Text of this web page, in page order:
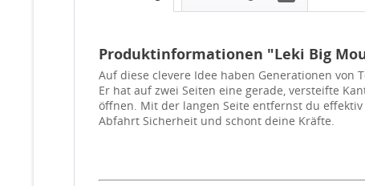
Produktinformationen "Leki Big
Auf diese clevere Idee haben Generationen
Er hat auf zwei Seiten eine gerade, versteifte
öffnen. Mit der langen Seite entfernst du
Abfahrt Sicherheit und schont deine Kräfte.